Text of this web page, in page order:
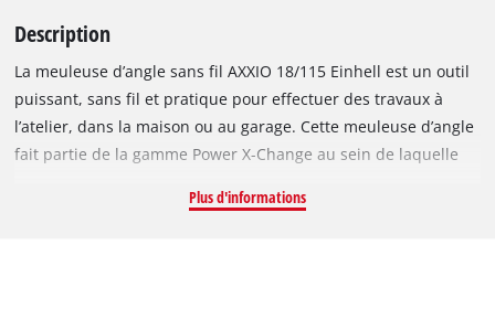
Description
La meuleuse d’angle sans fil AXXIO 18/115 Einhell est un outil
puissant, sans fil et pratique pour effectuer des travaux à
l’atelier, dans la maison ou au garage. Cette meuleuse d’angle
fait partie de la gamme Power X-Change au sein de laquelle
appareils. Équipée d’un disque de coupe de Ø 115 mm et
Plus d'informations